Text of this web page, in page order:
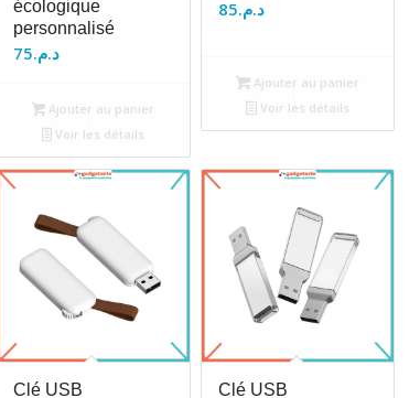
écologique
personnalisé
د.م.75
Ajouter au panier
Voir les détails
د.م.85
Ajouter au panier
Voir les détails
Clé USB
Clé USB